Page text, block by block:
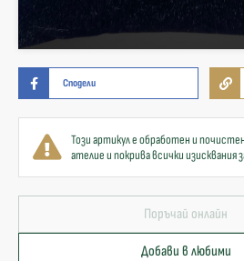
Сподели
Този артикул е обработен и
ателие и покрива всички изисквания
Поръчай онлайн
Добави в любими